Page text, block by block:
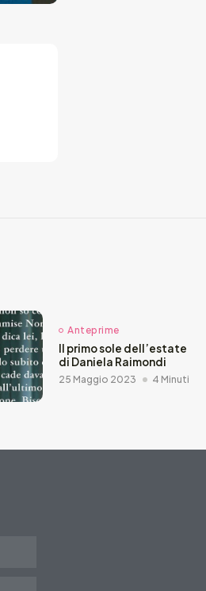
Anteprime
Il primo sole dell’estate
di Daniela Raimondi
25 Maggio 2023 4 Minuti